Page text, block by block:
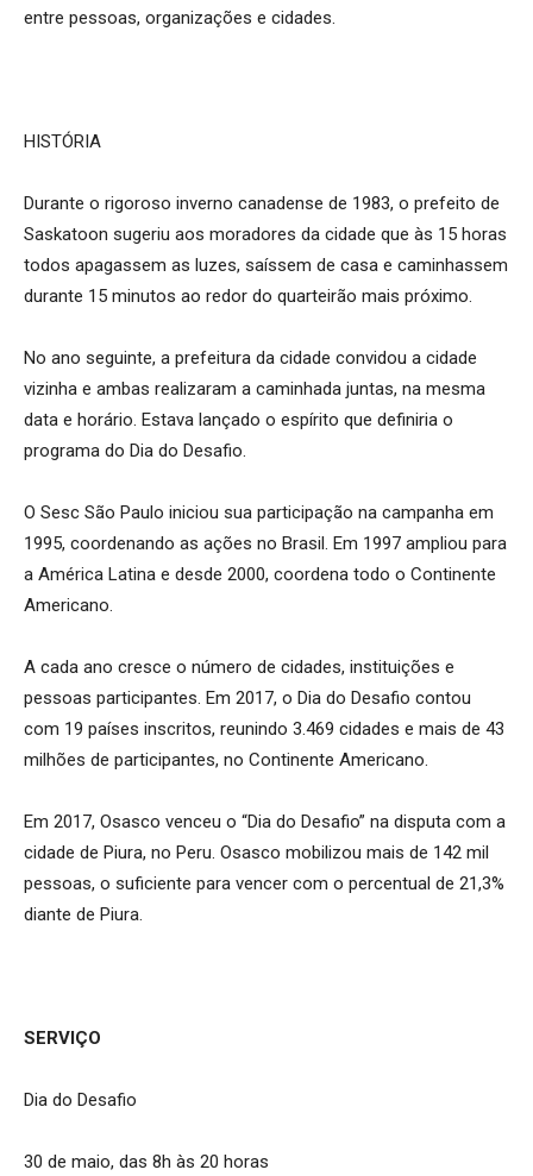
entre pessoas, organizações e cidades.
HISTÓRIA
Durante o rigoroso inverno canadense de 1983, o prefeito de
Saskatoon sugeriu aos moradores da cidade que às 15 horas
todos apagassem as luzes, saíssem de casa e caminhassem
durante 15 minutos ao redor do quarteirão mais próximo.
No ano seguinte, a prefeitura da cidade convidou a cidade
vizinha e ambas realizaram a caminhada juntas, na mesma
data e horário. Estava lançado o espírito que definiria o
programa do Dia do Desafio.
O Sesc São Paulo iniciou sua participação na campanha em
1995, coordenando as ações no Brasil. Em 1997 ampliou para
a América Latina e desde 2000, coordena todo o Continente
Americano.
A cada ano cresce o número de cidades, instituições e
pessoas participantes. Em 2017, o Dia do Desafio contou
com 19 países inscritos, reunindo 3.469 cidades e mais de 43
milhões de participantes, no Continente Americano.
Em 2017, Osasco venceu o “Dia do Desafio” na disputa com a
cidade de Piura, no Peru. Osasco mobilizou mais de 142 mil
pessoas, o suficiente para vencer com o percentual de 21,3%
diante de Piura.
SERVIÇO
Dia do Desafio
30 de maio, das 8h às 20 horas